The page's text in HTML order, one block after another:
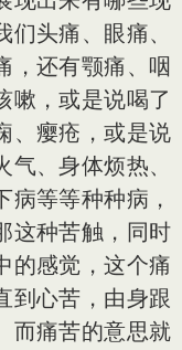
头痛、眼痛、
，还有颚痛、咽
嗽，或是说喝了
、瘿疮，或是说
、身体烦热、
等等种种病，
这种苦触，同时
的感觉，这个痛
到心苦，由身跟
而痛苦的意思就